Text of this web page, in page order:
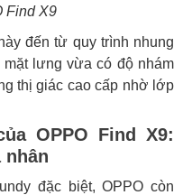
Find X9
đến từ quy trình nhung
mặt lưng vừa có độ nhám
thị giác cao cấp nhờ lớp
OPPO Find X9:
nhân
đặc biệt, OPPO còn